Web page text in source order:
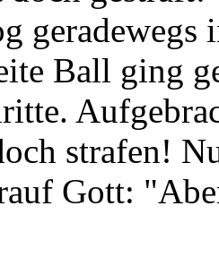
geradewegs
Ball ging
strafen!
Gott: